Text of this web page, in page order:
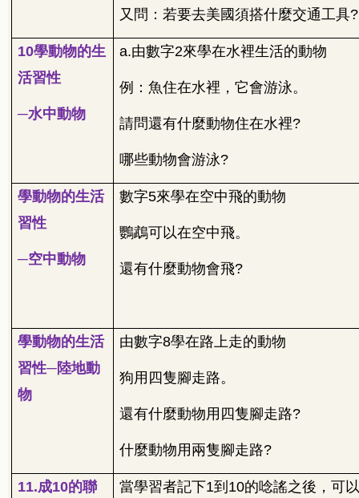
又問：若要去美國須搭什麼交通工具?
10學動物的生
活習性
─水中動物
a.由數字2來學在水裡生活的動物
例：魚住在水裡，它會游泳。
請問還有什麼動物住在水裡?
哪些動物會游泳?
學動物的生活
習性
─空中動物
數字5來學在空中飛的動物
鸚鵡可以在空中飛。
還有什麼動物會飛?
學動物的生活
習性─陸地動
物
由數字8學在路上走的動物
狗用四隻腳走路。
還有什麼動物用四隻腳走路?
什麼動物用兩隻腳走路?
11.成10的聯 當學習者記下1到 10的唸謠之後，可